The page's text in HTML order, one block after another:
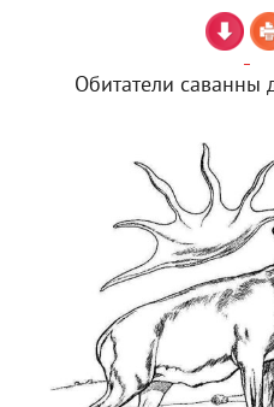
Обитатели саванны